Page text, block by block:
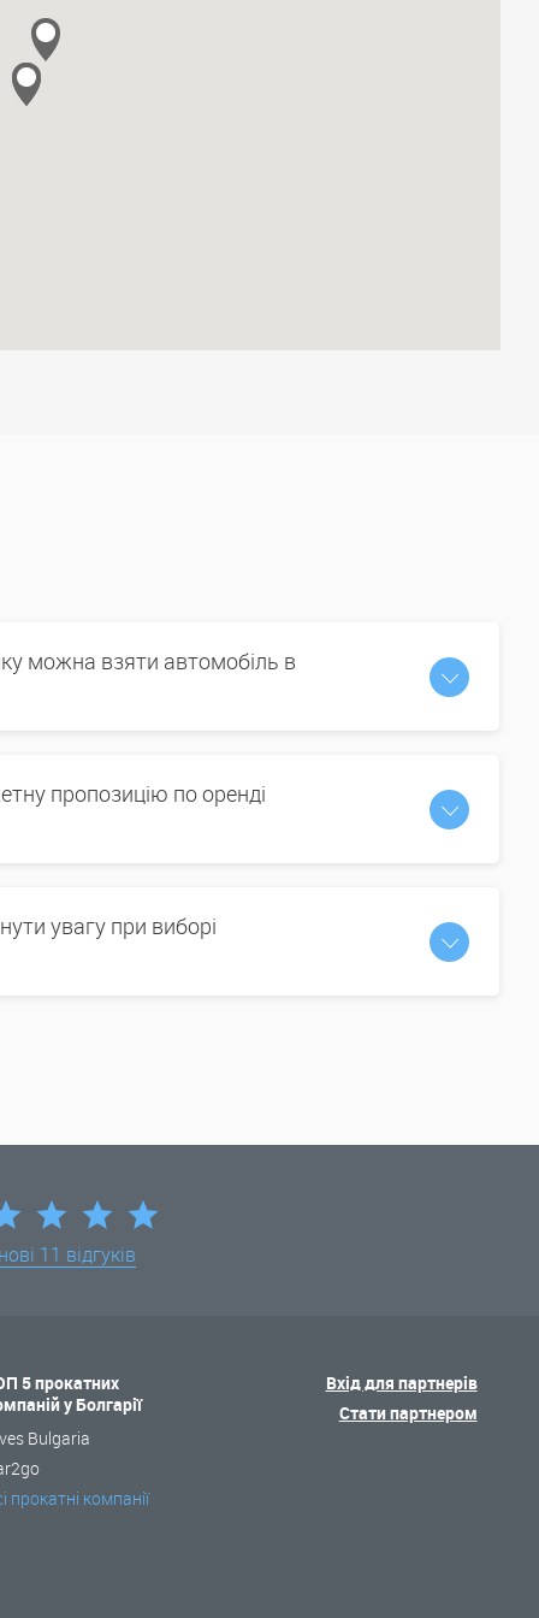
можна взяти автомобіль в
пропозицію по оренді
увагу при виборі
11 відгуків
5 прокатних
у Болгарії
Bulgaria
прокатні компанії
Вхід для партнерів
Стати партнером